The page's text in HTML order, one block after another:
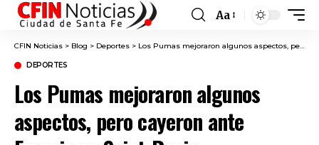
Font
Resizer
Aa
CFIN Noticias > Blog > Deportes > Los Pumas mejoraron algunos aspectos, pero cayeron ante Francia en Saint-Denis
DEPORTES
Los Pumas mejoraron algunos
aspectos, pero cayeron ante